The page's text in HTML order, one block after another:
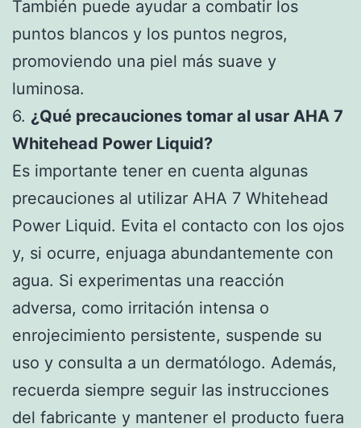
También puede ayudar a combatir los
puntos blancos y los puntos negros,
promoviendo una piel más suave y
luminosa.
6. ¿Qué precauciones tomar al usar AHA 7
Whitehead Power Liquid?
Es importante tener en cuenta algunas
precauciones al utilizar AHA 7 Whitehead
Power Liquid. Evita el contacto con los ojos
y, si ocurre, enjuaga abundantemente con
agua. Si experimentas una reacción
adversa, como irritación intensa o
enrojecimiento persistente, suspende su
uso y consulta a un dermatólogo. Además,
recuerda siempre seguir las instrucciones
del fabricante y mantener el producto fuera